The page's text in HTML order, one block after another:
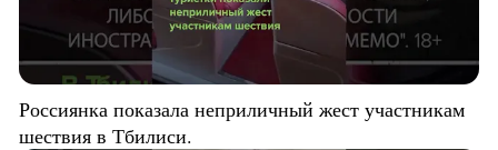
Россиянка показала неприличный жест участникам
шествия в Тбилиси.